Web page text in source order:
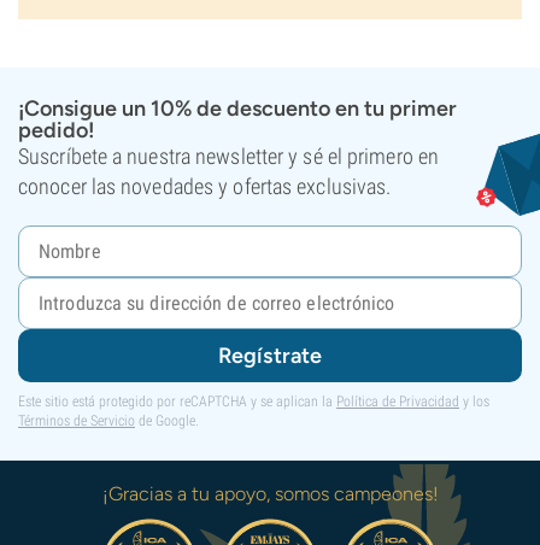
¡Consigue un 10% de descuento en tu primer
pedido!
Suscríbete a nuestra newsletter y sé el primero en
conocer las novedades y ofertas exclusivas.
Regístrate
Este sitio está protegido por reCAPTCHA y se aplican la Política de Privacidad y los
Términos de Servicio de Google.
¡Gracias a tu apoyo, somos campeones!